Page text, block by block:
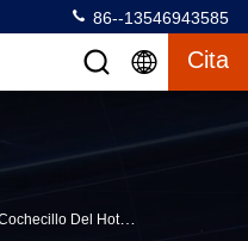
86--13546943585
Cita
Del Hotel